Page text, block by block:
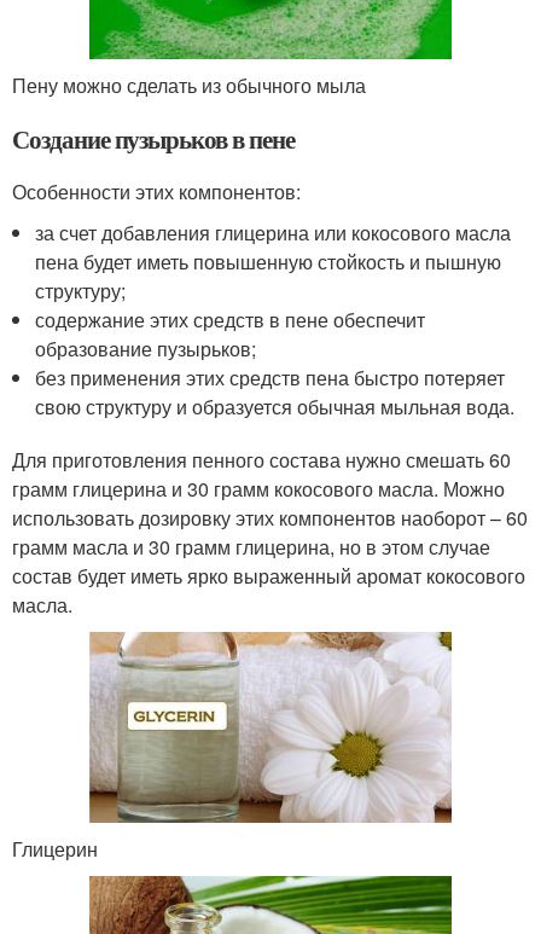
Пену можно сделать из обычного мыла
Создание пузырьков в пене
Особенности этих компонентов:
за счет добавления глицерина или кокосового масла
пена будет иметь повышенную стойкость и пышную
структуру;
содержание этих средств в пене обеспечит
образование пузырьков;
без применения этих средств пена быстро потеряет
свою структуру и образуется обычная мыльная вода.
Для приготовления пенного состава нужно смешать 60
грамм глицерина и 30 грамм кокосового масла. Можно
использовать дозировку этих компонентов наоборот – 60
грамм масла и 30 грамм глицерина, но в этом случае
состав будет иметь ярко выраженный аромат кокосового
масла.
Глицерин